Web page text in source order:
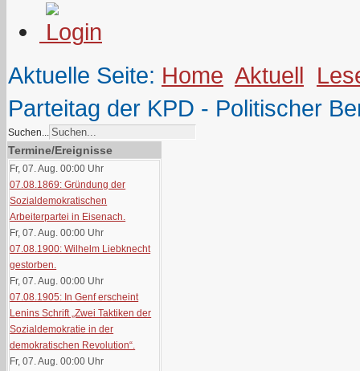
Aktuelle Seite: Home Aktuell
Parteitag der KPD - Politischer
Suchen...
Termine/Ereignisse
Fr, 07. Aug. 00:00 Uhr
07.08.1869: Gründung der
Sozialdemokratischen
Arbeiterpartei in Eisenach.
Fr, 07. Aug. 00:00 Uhr
07.08.1900: Wilhelm Liebknecht
gestorben.
Fr, 07. Aug. 00:00 Uhr
07.08.1905: In Genf erscheint
Lenins Schrift „Zwei Taktiken der
Sozialdemokratie in der
demokratischen Revolution“.
Fr, 07. Aug. 00:00 Uhr